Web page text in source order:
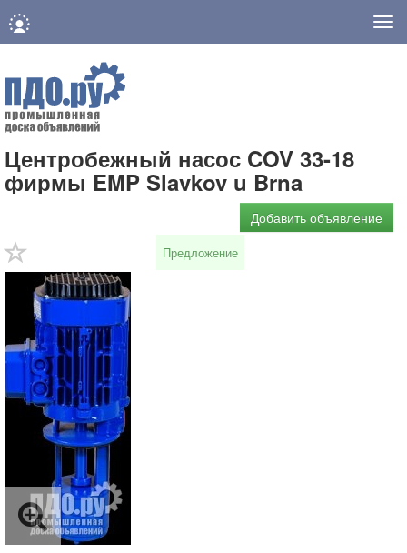
Центробежный насос COV 33-18
фирмы EMP Slavkov u Brna
Добавить объявление
Предложение